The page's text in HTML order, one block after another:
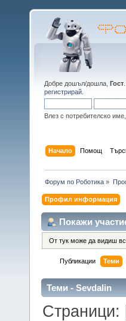
Добре дошъл/дошла, Гост
регистрирай
Влез с потребителско
Начало Помощ
Форум по Роботика »
Профил информация
Покажи
От тук може да видиш
Публикации Теми
Теми - Sevdalin
Страници: